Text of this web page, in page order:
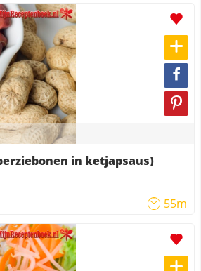
in ketjapsaus)
55m